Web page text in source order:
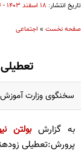
تاریخ انتشار: ۱۸ اسفند ۱۴۰۳ - ۱۴:۰۶
صفحه نخست » اجتماعی
سخنگوی وزارت
به گزارشبولتن
پرورش:تعطیلی